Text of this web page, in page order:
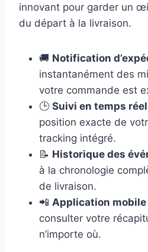
innovant pour garder un
du départ à la livraison.
🚚 Notification
instantanément des
votre commande est
🕒 Suivi en temps réel
position exacte de
tracking intégré.
📝 Historique des
à la chronologie
de livraison.
📲 Application mobile
consulter votre
n’importe où.